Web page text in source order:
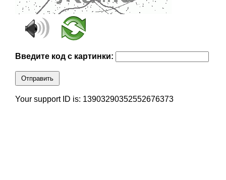
Введите код с картинки:
Отправить
Your support ID is: 13903290352552676373